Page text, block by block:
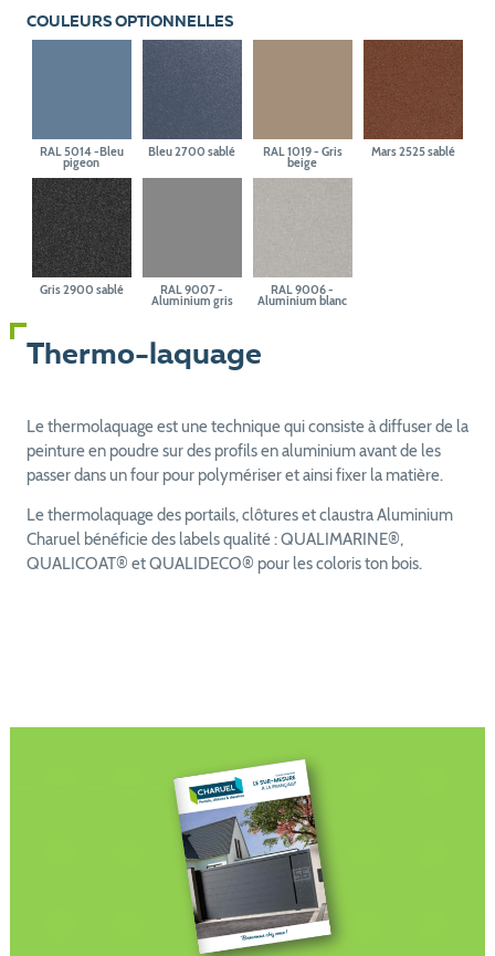
COULEURS OPTIONNELLES
RAL 5014 -Bleu
pigeon
Bleu 2700 sablé RAL 1019 - Gris
beige
Mars 2525 sablé
Gris 2900 sablé RAL 9007 -
Aluminium gris
RAL 9006 -
Aluminium blanc
Thermo-laquage
Le thermolaquage est une technique qui consiste à diffuser de la
peinture en poudre sur des profils en aluminium avant de les
passer dans un four pour polymériser et ainsi fixer la matière.
Le thermolaquage des portails, clôtures et claustra Aluminium
Charuel bénéficie des labels qualité : QUALIMARINE®,
QUALICOAT® et QUALIDECO® pour les coloris ton bois.